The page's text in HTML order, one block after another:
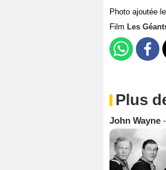
Photo ajoutée
Film Les
Plus
John Wayne